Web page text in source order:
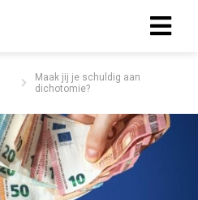
Maak jij je schuldig aan
dichotomie?